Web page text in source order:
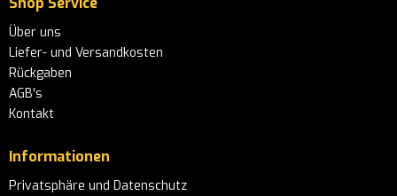
Über uns
Liefer- und Versandkosten
Rückgaben
AGB's
Kontakt
Informationen
Privatsphäre und Datenschutz